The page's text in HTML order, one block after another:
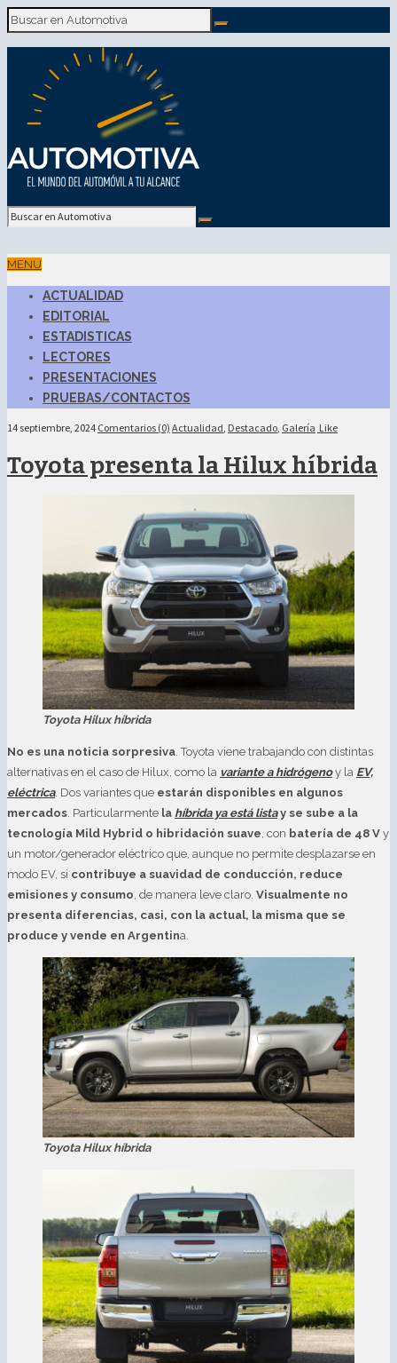
MENU
ACTUALIDAD
EDITORIAL
ESTADISTICAS
LECTORES
PRESENTACIONES
PRUEBAS/CONTACTOS
14 septiembre, 2024 Comentarios (0) Actualidad, Destacado, Galería Like
Toyota presenta la Hilux híbrida
Toyota Hilux híbrida
No es una noticia sorpresiva . Toyota viene trabajando con distintas
alternativas en el caso de Hilux, como la variante a hidrógenoy la EV,
eléctrica. Dos variantes que estarán disponibles en algunos
mercados . Particularmente la híbrida ya está listay se sube a la
tecnología Mild Hybrid o hibridación suave , con batería de 48 V y
un motor/generador eléctrico que, aunque no permite desplazarse en
modo EV, si contribuye a suavidad de conducción, reduce
emisiones y consumo , de manera leve claro. Visualmente no
presenta diferencias, casi, con la actual, la misma que se
produce y vende en Argentina.
Toyota Hilux híbrida